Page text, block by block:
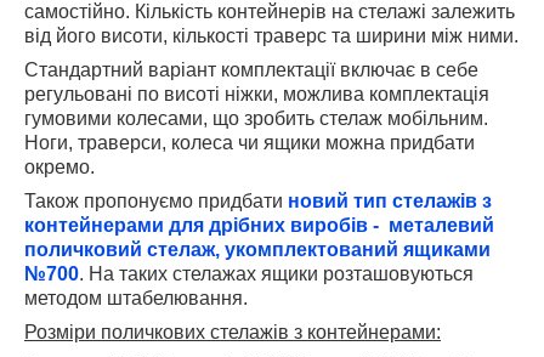
самостійно. Кількість контейнерів на стелажі залежить
від його висоти, кількості траверс та ширини між ними.
Стандартний варіант комплектації включає в себе
регульовані по висоті ніжки, можлива комплектація
гумовими колесами, що зробить стелаж мобільним.
Ноги, траверси, колеса чи ящики можна придбати
окремо.
Також пропонуємо придбати новий тип стелажів з
контейнерами для дрібних виробів - металевий
поличковий стелаж, укомплектований ящиками
№700. На таких стелажах ящики розташовуються
методом штабелювання.
Розміри поличкових стелажів з контейнерами: